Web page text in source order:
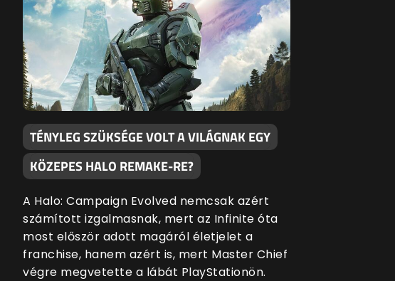
TÉNYLEG SZÜKSÉGE VOLT A VILÁGNAK EGY
KÖZEPES HALO REMAKE-RE?
A Halo: Campaign Evolved nemcsak azért
számított izgalmasnak, mert az Infinite óta
most először adott magáról életjelet a
franchise, hanem azért is, mert Master Chief
végre megvetette a lábát PlayStationön.